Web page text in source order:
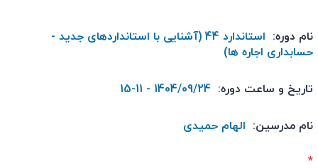
نام دوره:
استاندارد 44 (آشنایی با استانداردهای جدید -
حسابداری اجاره ها)
تاریخ و ساعت دوره: 1404/09/24 - 11-15
نام مدرسین: الهام حمیدی
*